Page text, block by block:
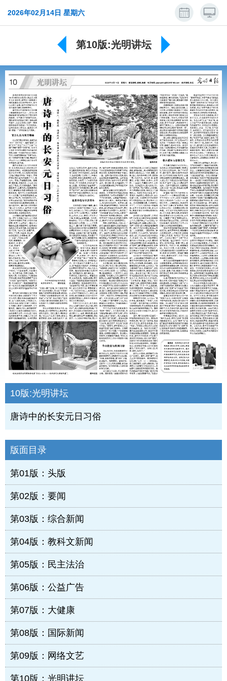
2026年02月14日 星期六
第10版:光明讲坛
10版:光明讲坛
唐诗中的长安元日习俗
版面目录
第01版：头版
第02版：要闻
第03版：综合新闻
第04版：教科文新闻
第05版：民主法治
第06版：公益广告
第07版：大健康
第08版：国际新闻
第09版：网络文艺
第10版：光明讲坛